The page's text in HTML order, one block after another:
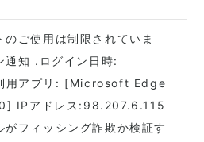
のご使用は制限されていま
通知 .ログイン日時:
用アプリ: [Microsoft Edge
IPアドレス:98.207.6.115
がフィッシング詐欺か検証す